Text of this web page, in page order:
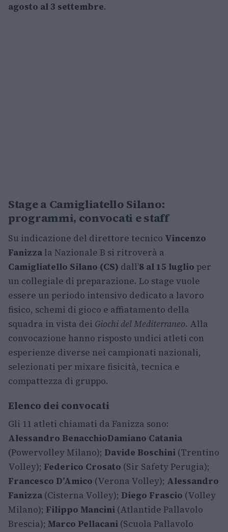
agosto al 3 settembre.
Stage a Camigliatello Silano:
programmi, convocati e staff
Su indicazione del direttore tecnico Vincenzo
Fanizza la Nazionale B si ritroverà a
Camigliatello Silano (CS) dall’8 al 15 luglio per
un collegiale di preparazione. Lo stage vuole
essere un periodo intensivo dedicato a lavoro
fisico, schemi di gioco e affiatamento della
squadra in vista dei Giochi del Mediterraneo. Alla
convocazione hanno risposto undici atleti con
esperienze diverse nei campionati nazionali,
selezionati per mixare fisicità, tecnica e
compattezza di gruppo.
Elenco dei convocati
Gli 11 atleti chiamati da Fanizza sono:
Alessandro BenacchioDamiano Catania
(Powervolley Milano); Davide Boschini (Trentino
Volley); Federico Crosato (Sir Safety Perugia);
Francesco D’Amico (Verona Volley); Alessandro
Fanizza (Cisterna Volley); Diego Frascio (Volley
Milano); Filippo Mancini (Atlantide Pallavolo
Brescia); Marco Pellacani (Scuola Pallavolo